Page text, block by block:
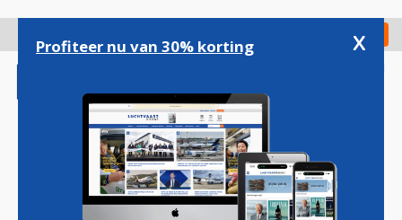
gaan
Check in
Magazine Podcasts Vacatures
Profiteer nu van 30% korting x